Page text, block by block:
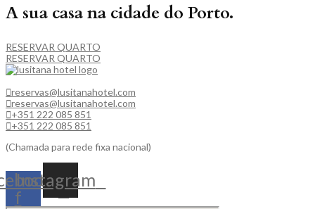
A sua casa na cidade do Porto.
RESERVAR QUARTO
RESERVAR QUARTO
reservas@lusitanahotel.com
reservas@lusitanahotel.com
+351 222 085 851
+351 222 085 851
(Chamada para rede fixa nacional)
f
Instagram